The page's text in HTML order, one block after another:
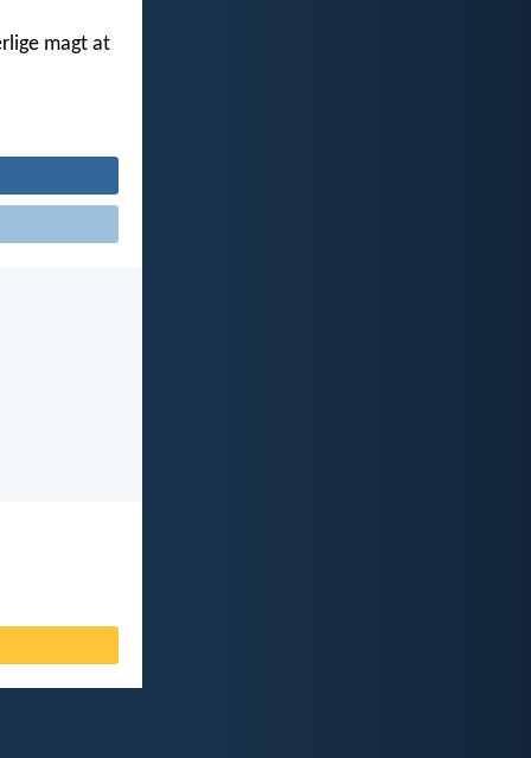
magt at